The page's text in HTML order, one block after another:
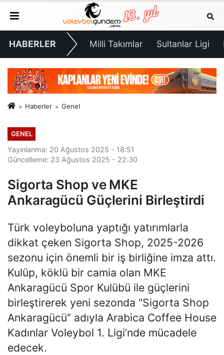
HABERLER Milli Takımlar Sultanlar Ligi
Haberler Genel
GENEL
Yayınlanma: 20 Ağustos 2025 - 18:51
Güncelleme: 23 Ağustos 2025 - 22:30
Sigorta Shop ve MKE
Ankaragücü Güçlerini Birleştirdi
Türk voleyboluna yaptığı yatırımlarla
dikkat çeken Sigorta Shop, 2025-2026
sezonu için önemli bir iş birliğine imza attı.
Kulüp, köklü bir camia olan MKE
Ankaragücü Spor Kulübü ile güçlerini
birleştirerek yeni sezonda “Sigorta Shop
Ankaragücü” adıyla Arabica Coffee House
Kadınlar Voleybol 1. Ligi’nde mücadele
edecek.